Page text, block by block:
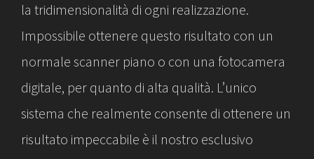
la tridimensionalità di ogni realizzazione.
Impossibile ottenere questo risultato con un
normale scanner piano o con una fotocamera
digitale, per quanto di alta qualità. L’unico
sistema che realmente consente di ottenere un
risultato impeccabile è il nostro esclusivo